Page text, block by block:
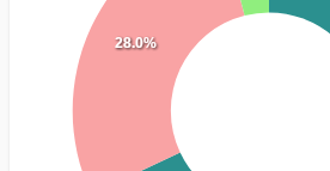
28.0%